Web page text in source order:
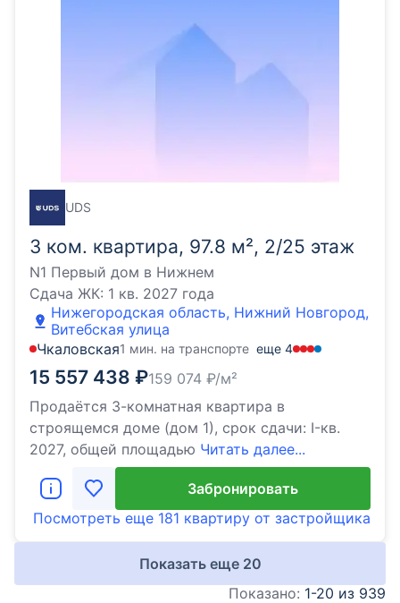
3 ком. квартира, 97.8 м², 2/25 этаж
N1 Первый дом в Нижнем
Сдача ЖК: 1 кв. 2027 года
Нижегородская область, Нижний Новгород,
Витебская улица
Чкаловская1 мин. на транспорте еще 4
15 557 438 ₽159 074 ₽/м²
Продаётся 3-комнатная квартира в
строящемся доме (дом 1), срок сдачи: I-кв.
2027, общей площадью Читать далее...
UDS
Забронировать
Посмотреть еще 181 квартиру от застройщика
Показать еще 20
Показано: 1-20 из 939